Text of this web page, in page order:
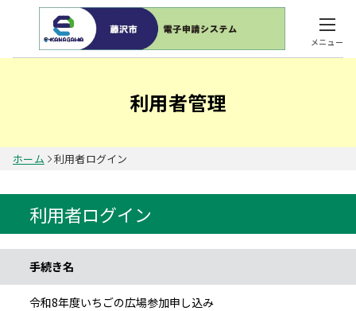
メニュー
利用者管理
ホーム 利用者ログイン
利用者ログイン
手続き名
令和8年度いちごの広場参加申し込み